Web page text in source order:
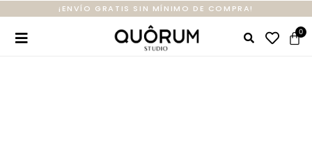
¡ENVÍO GRATIS SIN MÍNIMO DE COMPRA!